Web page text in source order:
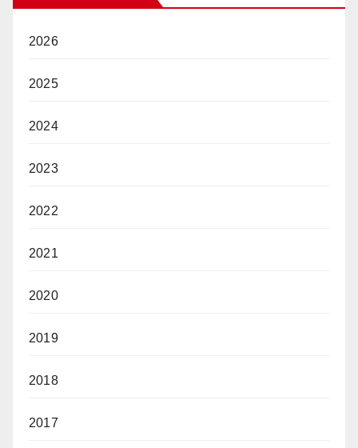
2026
2025
2024
2023
2022
2021
2020
2019
2018
2017